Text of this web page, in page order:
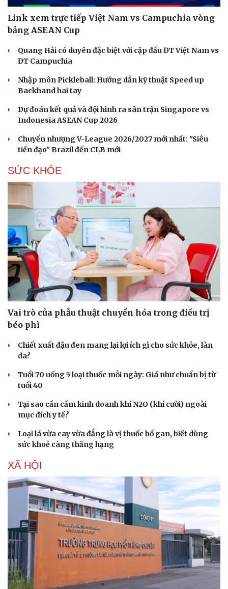
Du lịch
Săn Tour
check-in
Podcast
Đọc truyện đêm khuya
Hạt giống tâm hồn
Link xem trực tiếp Việt Nam vs Campuchia vòng
bảng ASEAN Cup
Quang Hải có duyên đặc biệt với cặp đấu ĐT Việt Nam vs
ĐT Campuchia
Nhập môn Pickleball: Hướng dẫn kỹ thuật Speed up
Backhand hai tay
Dự đoán kết quả và đội hình ra sân trận Singapore vs
Indonesia ASEAN Cup 2026
Chuyển nhượng V-League 2026/2027 mới nhất: "Siêu
tiền đạo" Brazil đến CLB mới
SỨC KHỎE
Vai trò của phẫu thuật chuyển hóa trong điều trị
béo phì
Chiết xuất đậu đen mang lại lợi ích gì cho sức khỏe, làn
da?
Tuổi 70 uống 5 loại thuốc mỗi ngày: Giá như chuẩn bị từ
tuổi 40
Tại sao cần cấm kinh doanh khí N2O (khí cười) ngoài
mục đích y tế?
Loại lá vừa cay vừa đắng là vị thuốc bổ gan, biết dùng
sức khoẻ càng thăng hạng
XÃ HỘI